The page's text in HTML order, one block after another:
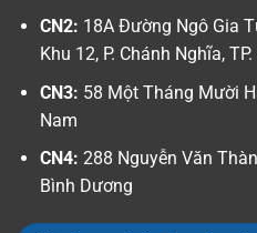
CN2: 18A Đường Ngô Gia
Khu 12, P. Chánh Nghĩa,
CN3: 58 Một Tháng Mười
Nam
CN4: 288 Nguyễn Văn
Bình Dương